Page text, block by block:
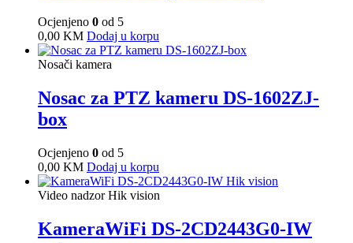
Ocjenjeno 0 od 5
0,00 KM Dodaj u korpu
Nosači kamera
Nosac za PTZ kameru DS-1602ZJ-
box
Ocjenjeno 0 od 5
0,00 KM Dodaj u korpu
Video nadzor Hik vision
KameraWiFi DS-2CD2443G0-IW